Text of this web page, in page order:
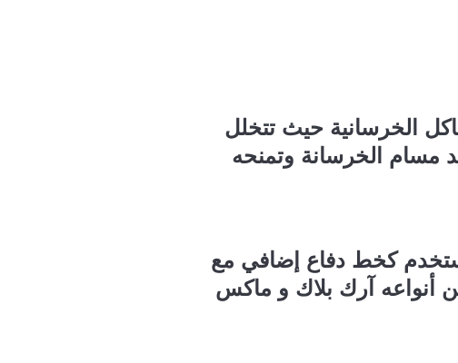
الخرسانية حيث تتخلل
مسام الخرسانة وتمنحه
كخط دفاع إضافي مع
أنواعه آرك بلاك و ماكس